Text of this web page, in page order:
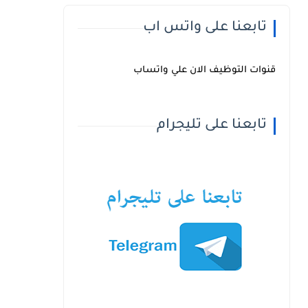
تابعنا على واتس اب
قنوات التوظيف الان علي واتساب
تابعنا على تليجرام